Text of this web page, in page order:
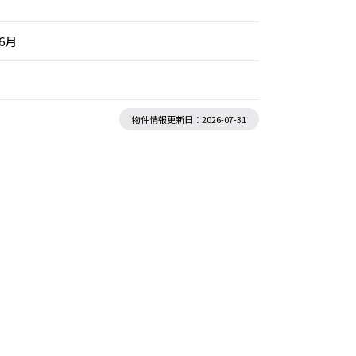
月
物件情報更新日：2026-07-31